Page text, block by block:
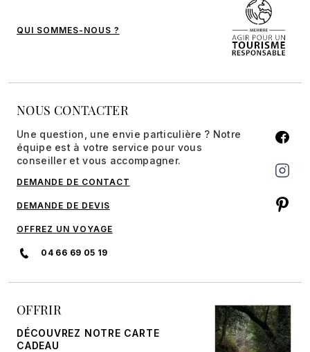
QUI SOMMES-NOUS ?
NOUS CONTACTER
Une question, une envie particulière ? Notre
équipe est à votre service pour vous
conseiller et vous accompagner.
DEMANDE DE CONTACT
DEMANDE DE DEVIS
OFFREZ UN VOYAGE
04 66 69 05 19
OFFRIR
DÉCOUVREZ NOTRE CARTE
CADEAU